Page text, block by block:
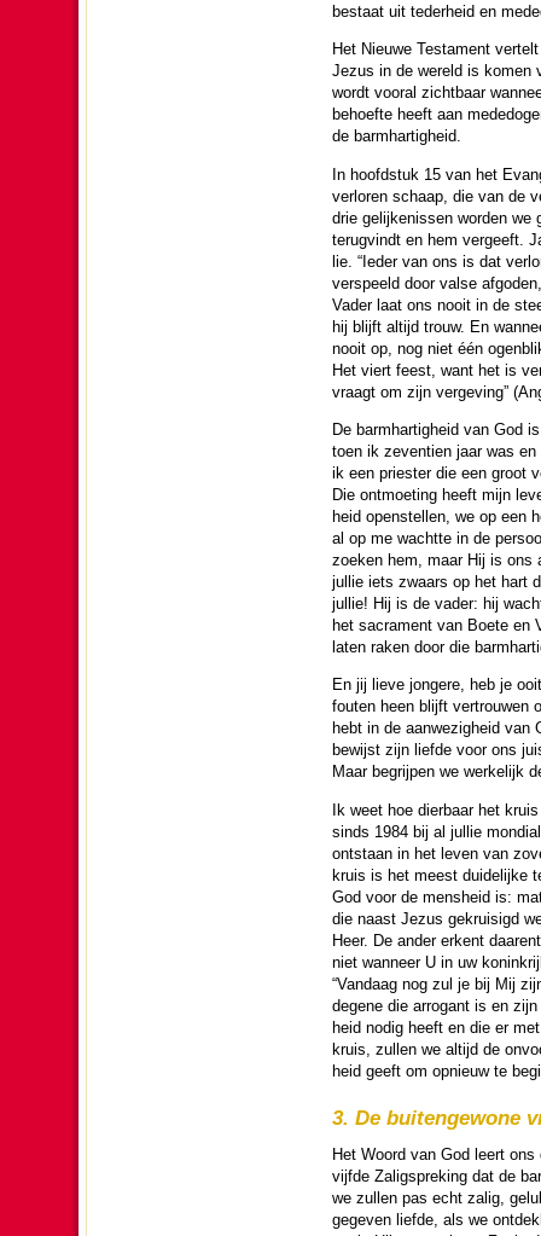
bestaat uit teder­heid en
Het Nieuwe Testa­ment
Jezus in de wereld is komen
wordt vooral zicht­baar
behoefte heeft aan
de barm­har­tig­heid.
In hoofd­stuk 15 van het
verloren schaap, die van de
drie gelijkenissen wor­den we
terug­vindt en hem vergeeft.
lie. “Ieder van ons is dat
verspeeld door valse
Vader laat ons nooit in de
hij blijft altijd trouw. En
nooit op, nog niet één
Het viert feest, want het is
vraagt om zijn ver­ge­ving”
De barm­har­tig­heid van God
toen ik zeven­tien jaar was
ik een pries­ter die een groot
Die ont­moe­ting heeft mijn
heid openstellen, we op een
al op me wachtte in de
zoeken hem, maar Hij is ons
jullie iets zwaars op het hart
jullie! Hij is de vader: hij
het sacra­ment van Boete en
laten raken door die
En jij lieve jon­gere, heb je
fouten heen blijft ver­trouwen
hebt in de aanwe­zig­heid van
bewijst zijn liefde voor ons
Maar begrijpen we wer­ke­lijk
Ik weet hoe dier­baar het
sinds 1984 bij al jullie
ontstaan in het leven van
kruis is het meest dui­de­lijke
God voor de mens­heid is:
die naast Jezus ge­krui­sigd
Heer. De ander erkent
niet wanneer U in uw
“Vandaag nog zul je bij Mij
degene die arrogant is en
heid nodig heeft en die er
kruis, zullen we altijd de
heid geeft om opnieuw te
3. De bui­ten­ge­wone
Het Woord van God leert
vijfde Zalig­spre­king dat de
we zullen pas echt zalig,
gegeven liefde, als we